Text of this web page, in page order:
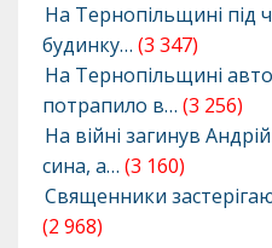
На Тернопільщині під
будинку… (3 347)
На Тернопільщині
потрапило в… (3 256)
На війні загинув
сина, а… (3 160)
Священники
(2 968)